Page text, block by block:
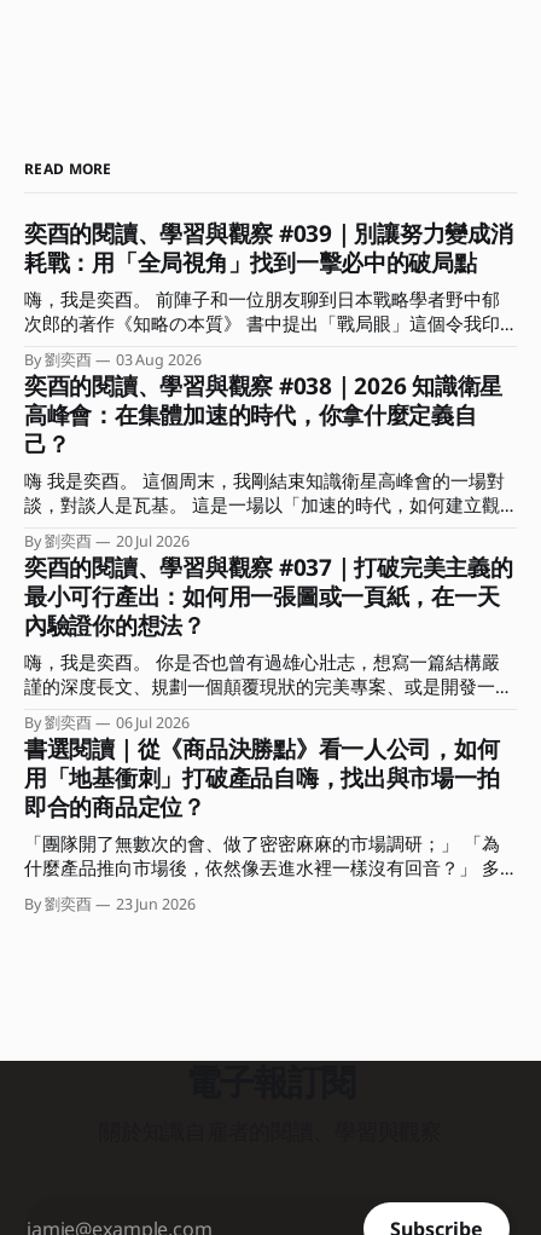
READ MORE
奕酉的閱讀、學習與觀察 #039｜別讓努力變成消
耗戰：用「全局視角」找到一擊必中的破局點
嗨，我是奕酉。 前陣子和一位朋友聊到日本戰略學者野中郁
次郎的著作《知略の本質》 書中提出「戰局眼」這個令我印
象深刻的概念。作者分析歷史上許多以弱勝強的逆轉戰事，發
現頂尖指揮官能擺脫消耗戰，關鍵不在於盲目的執行力，而是
在混沌中能瞬間看穿局勢、找到破局點的洞察力。 書中也指
出，真正具備戰局眼的指揮官在關鍵時刻的決策有兩個關鍵：
一｜懂得捨棄。明白哪些局部利益能放棄，以換取整體戰局的
空間與時間。 二｜精準的時機感。知道何時該蓄力、何時該
果斷傾全力下注。 這讓我聯想到，這不正是多數人在面對競
爭時最欠缺的「全局視角」嗎？ 常有人問我：奕酉，為什麼
我每天拼命生內容、趕專案，產出卻總是像消耗品一樣，價格
總是拉不起來，甚至愈做愈累？ 答案其實很簡單：你是在用
微觀的戰術勤奮，掩蓋戰略上的懶惰。 這期電子報，我想和
你聊聊什麼是全局視角？能帶來哪些具體效益？又該如何在生
活與工作上培養這種全局視角？ ．．． 擺脫低價內耗，用全
局視角架設「迷宮無人機」 你是否也有過這樣的無力感？ 沒
日沒夜都在趕報告、生內容，還要處理客戶需求，忙得不可開
交，但產出卻總是被當成消耗品，難以產生更大價值？
By 劉奕酉 03 Aug 2026
奕酉的閱讀、學習與觀察 #038｜2026 知識衛星
高峰會：在集體加速的時代，你拿什麼定義自
己？
嗨 我是奕酉。 這個周末，我剛結束知識衛星高峰會的一場對
談，對談人是瓦基。 這是一場以「加速的時代，如何建立觀
點、用結構放大影響力」為主題的對談，在準備時我也在思
索：已經這麼多人在談 AI 的各種面向、各種應用技巧，我們
還能說些什麼？什麼又是前來參加的聽眾想要聽到的？ 「肯
定不是網路上查得到，也不會是你問 AI 會得到的內容。」 抱
持著這樣的心情，我和瓦基決定以各自扮演的角色說些自己的
深刻感受，包括創作者、學習者，還有自雇者、商業顧問的視
角來回答「加速的時代，如何建立觀點、用結構放大影響力」
這個問題。 不知道前來聆聽這場對談的你，最有印象的是哪
個部分？又有哪句話在你心中留下了一個位置？ 這期的電子
報，我想和你分享這場對談的重點摘要，還有沒說的部份。
我會聚焦在對談中我所分享的三個思考核心，希望能幫助你從
「時間輸出」的勞務中解放，拿回人生的主導權。 ．．． 集
體加速、各自焦慮：你是在前進，還是有效率地迷路？ 「兩
位認為 AI 時代最常見的盲點有哪些？」 在對談中的這道問題
很有意思。
By 劉奕酉 20 Jul 2026
奕酉的閱讀、學習與觀察 #037｜打破完美主義的
最小可行產出：如何用一張圖或一頁紙，在一天
內驗證你的想法？
嗨，我是奕酉。 你是否也曾有過雄心壯志，想寫一篇結構嚴
謹的深度長文、規劃一個顛覆現狀的完美專案、或是開發一堂
系統化的線上課程？結果在行事曆上拖了三週，每次打開工作
視窗或 筆記軟體，看著空白的螢幕，最後又默默把它關掉。
我們常常誤以為，要等到「準備周全、想得完美」了才能開始
交付，卻不知在瘋狂快進的變動時代，思考是內顯的、只有行
動產出是外顯的。 那些卡在腦中、沒有轉化為產出的完美想
法，對市場或職場而言都是不可見的，並不會產生任何價值。
而這種高思考、低產出的盲點，正是阻礙我們建立個人品牌與
專業影響力的大魔王。 這期電子報我想與你聊聊，如何利用
商業上的「最小可行產品」（Minimum Viable Product，
By 劉奕酉 06 Jul 2026
書選閱讀｜從《商品決勝點》看一人公司，如何
用「地基衝刺」打破產品自嗨，找出與市場一拍
即合的商品定位？
「團隊開了無數次的會、做了密密麻麻的市場調研；」 「為
什麼產品推向市場後，依然像丟進水裡一樣沒有回音？」 多
數人遇到這種困境，直覺會怪罪執行力不足或計畫不夠完美。
但有沒有可能我們從一開始，就精準地朝著錯誤的方向狂奔？
無法解決問題，反而容易引發「群體思維」與高階主管個人偏
的經驗，以及十多年來輔導超過三百個團隊的創投實務，共同
By 劉奕酉 23 Jun 2026
Subscribe